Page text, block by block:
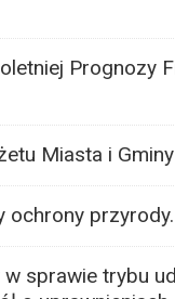
Prognozy
Miasta i
ochrony przyrody.
sprawie trybu